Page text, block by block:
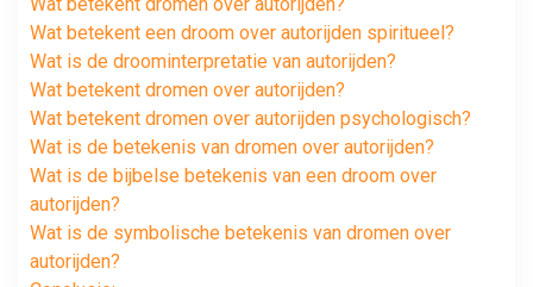
Wat betekent een droom over autorijden spiritueel?
Wat is de droominterpretatie van autorijden?
Wat betekent dromen over autorijden?
Wat betekent dromen over autorijden psychologisch?
Wat is de betekenis van dromen over autorijden?
Wat is de bijbelse betekenis van een droom over
autorijden?
Wat is de symbolische betekenis van dromen over
autorijden?